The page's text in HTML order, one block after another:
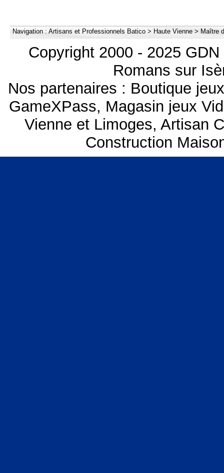
Navigation : Artisans et Professionnels Batico > Haute Vienne > Maître
Copyright 2000 - 2025
Romans sur
Nos partenaires : Boutique
GameXPass, Magasin jeux
Vienne et Limoges, Artisan
Construction